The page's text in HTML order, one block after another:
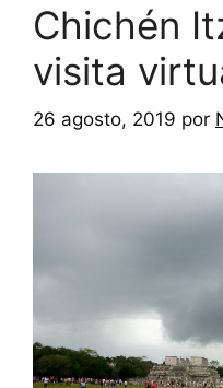
Chichén
visita
26 agosto, 2019 por